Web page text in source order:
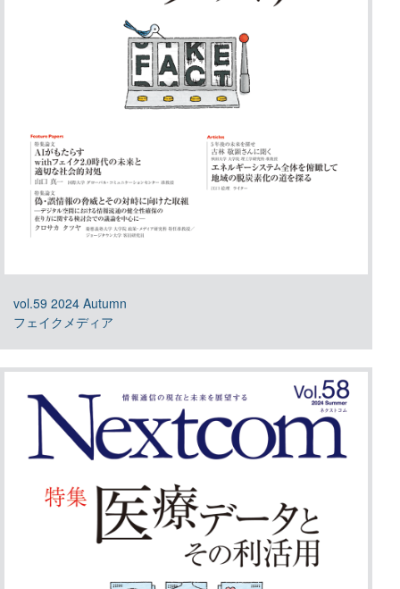
vol.59 2024 Autumn
フェイクメディア